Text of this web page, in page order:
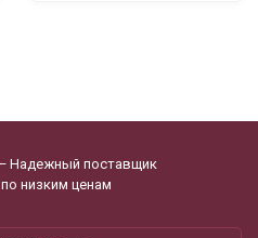
Надежный поставщик
низким ценам